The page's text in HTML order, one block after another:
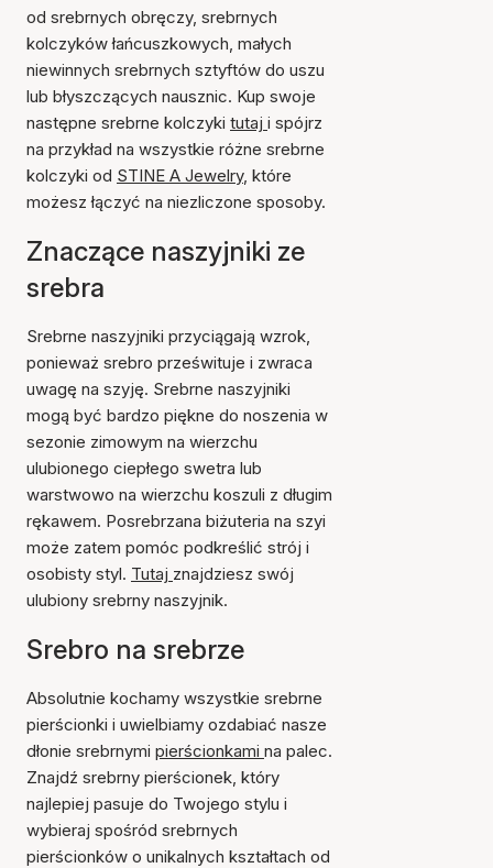
od srebrnych obręczy, srebrnych
kolczyków łańcuszkowych, małych
niewinnych srebrnych sztyftów do uszu
lub błyszczących nausznic. Kup swoje
następne srebrne kolczyki tutaj i spójrz
na przykład na wszystkie różne srebrne
kolczyki od STINE A Jewelry, które
możesz łączyć na niezliczone sposoby.
Znaczące naszyjniki ze
srebra
Srebrne naszyjniki przyciągają wzrok,
ponieważ srebro prześwituje i zwraca
uwagę na szyję. Srebrne naszyjniki
mogą być bardzo piękne do noszenia w
sezonie zimowym na wierzchu
ulubionego ciepłego swetra lub
warstwowo na wierzchu koszuli z długim
rękawem. Posrebrzana biżuteria na szyi
może zatem pomóc podkreślić strój i
osobisty styl. Tutaj znajdziesz swój
ulubiony srebrny naszyjnik.
Srebro na srebrze
Absolutnie kochamy wszystkie srebrne
pierścionki i uwielbiamy ozdabiać nasze
dłonie srebrnymi pierścionkami na palec.
Znajdź srebrny pierścionek, który
najlepiej pasuje do Twojego stylu i
wybieraj spośród srebrnych
pierścionków o unikalnych kształtach od